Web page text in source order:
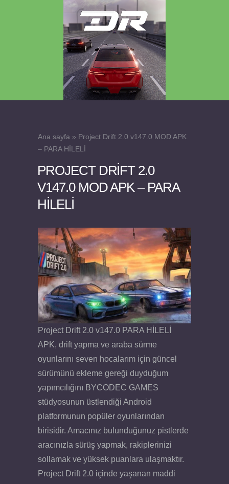
Felix the Reaper v1.25 FULL APK
Ana sayfa » Project Drift 2.0 v147.0 MOD APK
– PARA HİLELİ
PROJECT DRIFT 2.0
V147.0 MOD APK – PARA
HİLELİ
Project Drift 2.0 v147.0 PARA HİLELİ
APK, drift yapma ve araba sürme
oyunlarını seven hocalarım için güncel
sürümünü ekleme gereği duyduğum
yapımcılığını BYCODEC GAMES
stüdyosunun üstlendiği Android
platformunun popüler oyunlarından
birisidir. Amacınız bulunduğunuz pistlerde
aracınızla sürüş yapmak, rakiplerinizi
sollamak ve yüksek puanlara ulaşmaktır.
Project Drift 2.0 içinde yaşanan maddi